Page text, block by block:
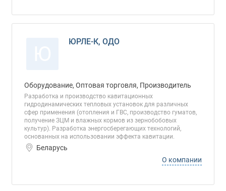
ЮРЛЕ-К, ОДО
Оборудование, Оптовая торговля, Производитель
Разработка и производство кавитационных
гидродинамических тепловых установок для различных
сфер применения (отопления и ГВС, производство гуматов,
получение ЗЦМ и влажных кормов из зернобобовых
культур). Разработка энергосберегающих технологий,
основанных на использовании эффекта кавитации.
Беларусь
О компании